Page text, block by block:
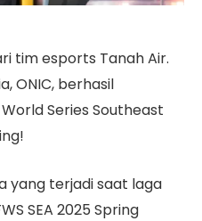
tim esports Tanah Air.
ONIC, berhasil
Series Southeast
yang terjadi saat laga
SEA 2025 Spring